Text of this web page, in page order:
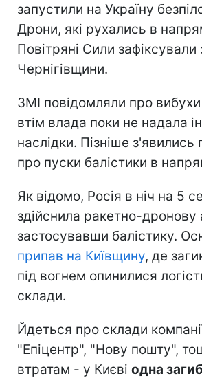
запустили на Україну
Дрони, які рухались в
Повітряні Сили зафіксували
Чернігівщини.
ЗМІ повідомляли про вибухи
втім влада поки не надала
наслідки. Пізніше з'явились
про пуски балістики в
Як відомо, Росія в ніч на 5
здійснила ракетно-дронову
застосувавши балістику.
припав на Київщину, де
під вогнем опинилися
склади.
Йдеться про склади
"Епіцентр", "Нову пошту",
втратам - у Києві одна